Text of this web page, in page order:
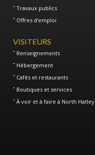
Travaux publics
Offres d’emploi
VISITEURS
Renseignements
Hébergement
Cafés et restaurants
Boutiques et services
À voir et à faire à North Hatley